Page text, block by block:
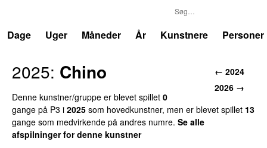
Dage
Uger Måneder År Kunstnere Personer
← 2024
2026 →
2025: Chino
Denne kunstner/gruppe er blevet spillet 0
gange på P3 i 2025 som hovedkunstner, men er blevet spillet 13
gange som medvirkende på andres numre. Se alle
afspilninger for denne kunstner